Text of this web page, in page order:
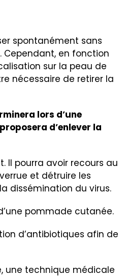
spontanément sans
en fonction
sur la peau de
nécessaire de retirer la
lors d’une
d’enlever la
Il pourra avoir recours au
et détruire les
dissémination du virus.
pommade cutanée.
d’antibiotiques afin de
une technique médicale